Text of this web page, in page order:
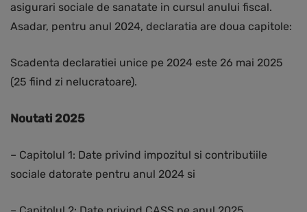
asigurari sociale de sanatate in cursul anului fiscal.
Asadar, pentru anul 2024, declaratia are doua capitole:
Scadenta declaratiei unice pe 2024 este 26 mai 2025
(25 fiind zi nelucratoare).
Noutati 2025
– Capitolul 1: Date privind impozitul si contributiile
sociale datorate pentru anul 2024 si